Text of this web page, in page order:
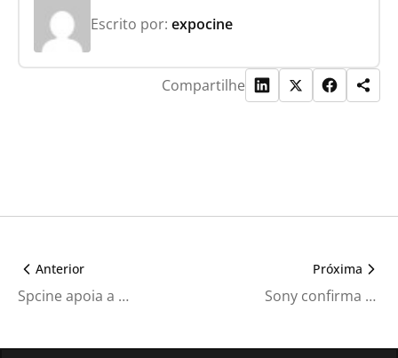
Escrito por: expocine
Compartilhe
Anterior
Spcine apoia a EXPOCINE pelo 9º ano consecutivo
Próxima
Sony confirma apresentação